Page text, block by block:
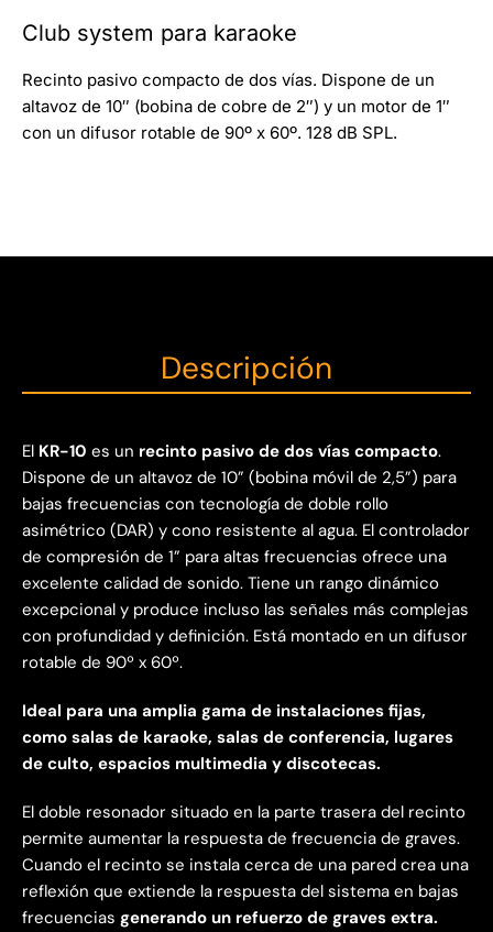
Club system para karaoke
Recinto pasivo compacto de dos vías. Dispone de un
altavoz de 10″ (bobina de cobre de 2″) y un motor de 1″
con un difusor rotable de 90º x 60º. 128 dB SPL.
Descripción
El KR-10 es un recinto pasivo de dos vías compacto.
Dispone de un altavoz de 10” (bobina móvil de 2,5”) para
bajas frecuencias con tecnología de doble rollo
asimétrico (DAR) y cono resistente al agua. El controlador
de compresión de 1” para altas frecuencias ofrece una
excelente calidad de sonido. Tiene un rango dinámico
excepcional y produce incluso las señales más complejas
con profundidad y definición. Está montado en un difusor
rotable de 90º x 60º.
Ideal para una amplia gama de instalaciones fijas,
como salas de karaoke, salas de conferencia, lugares
de culto, espacios multimedia y discotecas.
El doble resonador situado en la parte trasera del recinto
permite aumentar la respuesta de frecuencia de graves.
Cuando el recinto se instala cerca de una pared crea una
reflexión que extiende la respuesta del sistema en bajas
frecuencias generando un refuerzo de graves extra.